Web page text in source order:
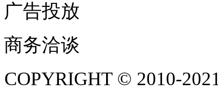
广告投放
商务洽谈
COPYRIGHT © 2010-